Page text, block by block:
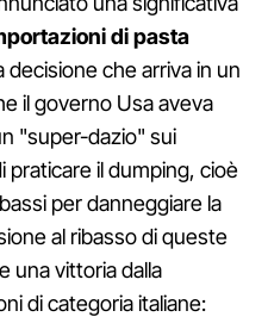
di pasta
decisione che arriva in un
il governo Usa aveva
"super-dazio" sui
praticare il dumping, cioè
per danneggiare la
al ribasso di queste
una vittoria dalla
di categoria italiane: